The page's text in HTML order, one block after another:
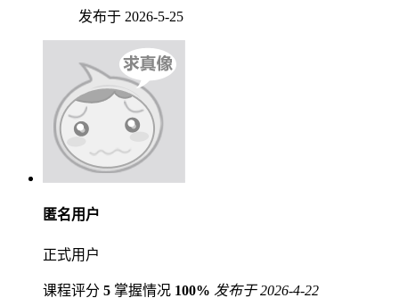
发布于 2026-5-25
匿名用户
正式用户
课程评分 5 掌握情况 100% 发布于 2026-4-22